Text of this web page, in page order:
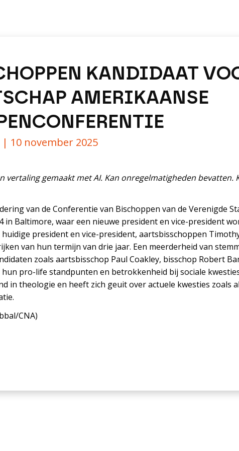
KANDIDAAT
AMERIKAANSE
| 10 november 2025
vertaling gemaakt met AI. Kan onregelmatigheden bevatten.
van de Conferentie van Bischoppen van de Verenigde
in Baltimore, waar een nieuwe president en vice-president
president en vice-president, aartsbisschoppen
van hun termijn van drie jaar. Een meerderheid van
zoals aartsbisschop Paul Coakley, bisschop Robert
pro-life standpunten en betrokkenheid bij sociale
in theologie en heeft zich geuit over actuele kwesties zoals
CNA)